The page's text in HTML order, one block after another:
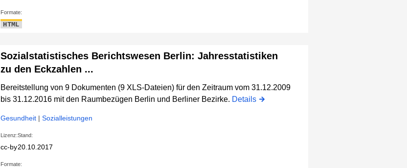
Formate:
HTML
Sozialstatistisches Berichtswesen Berlin: Jahresstatistiken
zu den Eckzahlen ...
Bereitstellung von 9 Dokumenten (9 XLS-Dateien) für den Zeitraum vom 31.12.2009
bis 31.12.2016 mit den Raumbezügen Berlin und Berliner Bezirke. Details
Gesundheit |Sozialleistungen
Lizenz:
cc-by
Stand:
20.10.2017
Formate: